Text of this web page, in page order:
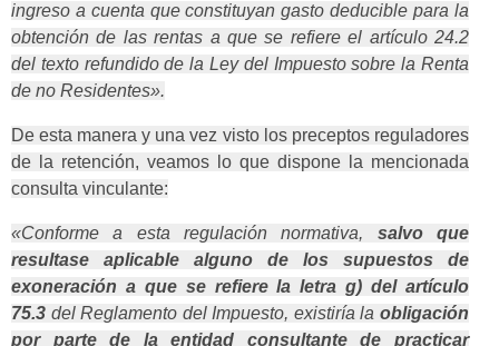
ingreso a cuenta que constituyan gasto deducible para la
obtención de las rentas a que se refiere el artícu­lo 24.2
del texto refundido de la Ley del Impuesto sobre la Renta
de no Residentes».
De esta manera y una vez visto los preceptos reguladores
de la retención, veamos lo que dispone la mencionada
consulta vinculante:
«Conforme a esta regulación normativa, salvo que
resultase aplicable alguno de los supuestos de
exoneración a que se refiere la letra g) del artículo
75.3 del Reglamento del Impuesto, existiría la obligación
por parte de la entidad consultante de practicar